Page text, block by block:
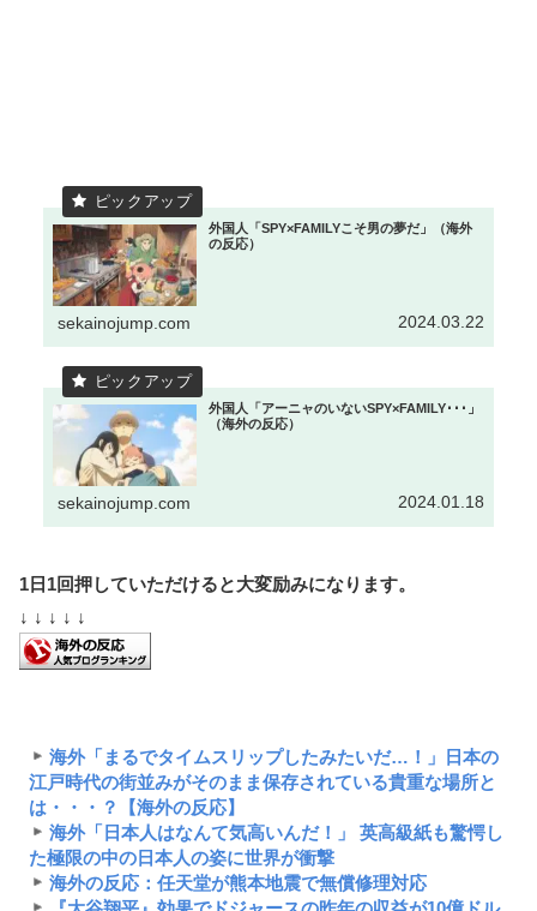
外国人「SPY×FAMILYこそ男の夢だ」（海外
の反応）
sekainojump.com 2024.03.22
外国人「アーニャのいないSPY×FAMILY･･･」
（海外の反応）
sekainojump.com 2024.01.18
1日1回押していただけると大変励みになります。
↓ ↓ ↓ ↓ ↓
海外「まるでタイムスリップしたみたいだ…！」日本の
江戸時代の街並みがそのまま保存されている貴重な場所と
は・・・？【海外の反応】
海外「日本人はなんて気高いんだ！」 英高級紙も驚愕し
た極限の中の日本人の姿に世界が衝撃
海外の反応：任天堂が熊本地震で無償修理対応